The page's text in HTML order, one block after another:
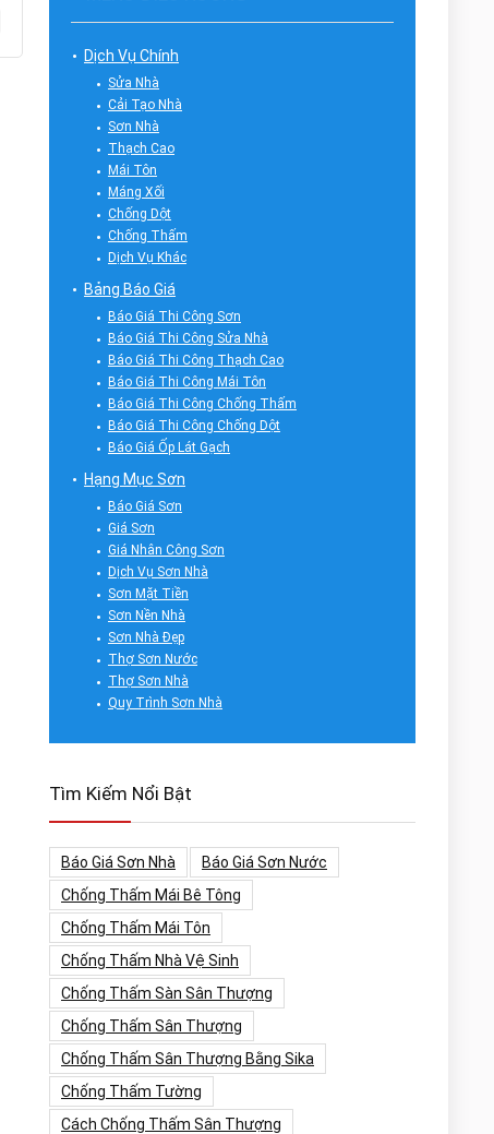
Dịch Vụ Chính
Sửa Nhà
Cải Tạo Nhà
Sơn Nhà
Thạch Cao
Mái Tôn
Máng Xối
Chống Dột
Chống Thấm
Dịch Vụ Khác
Bảng Báo Giá
Báo Giá Thi Công Sơn
Báo Giá Thi Công Sửa Nhà
Báo Giá Thi Công Thạch Cao
Báo Giá Thi Công Mái Tôn
Báo Giá Thi Công Chống Thấm
Báo Giá Thi Công Chống Dột
Báo Giá Ốp Lát Gạch
Hạng Mục Sơn
Báo Giá Sơn
Giá Sơn
Giá Nhân Công Sơn
Dịch Vụ Sơn Nhà
Sơn Mặt Tiền
Sơn Nền Nhà
Sơn Nhà Đẹp
Thợ Sơn Nước
Thợ Sơn Nhà
Quy Trình Sơn Nhà
Tìm Kiếm Nổi Bật
Báo Giá Sơn Nhà
Báo Giá Sơn Nước
Chống Thấm Mái Bê Tông
Chống Thấm Mái Tôn
Chống Thấm Nhà Vệ Sinh
Chống Thấm Sàn Sân Thượng
Chống Thấm Sân Thượng
Chống Thấm Sân Thượng Bằng Sika
Chống Thấm Tường
Cách Chống Thấm Sân Thượng